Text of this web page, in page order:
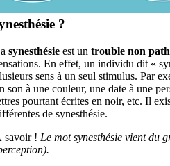
?
synesthésieest un trouble non
En effet, un individu dit «
sens à un seul stimulus. Par
son à une couleur, une date à une
pourtant écrites en noir, etc. Il
de synesthésie.
savoir ! Le mot synesthésie vient du